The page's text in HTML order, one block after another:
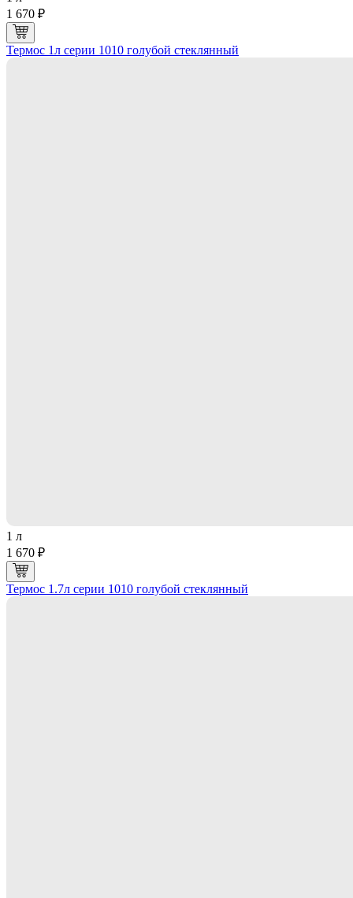
1 670 ₽
Термос 1л серии 1010 голубой стеклянный
1 л
1 670 ₽
Термос 1.7л серии 1010 голубой стеклянный